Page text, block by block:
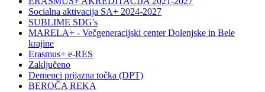
Socialna aktivacija SA+ 2024-2027
SUBLIME SDG's
MARELA+ - Večgeneracijski center Dolenjske in Bele
krajine
Erasmus+ e-RES
Zaključeno
Demenci prijazna točka (DPT)
BEROČA REKA